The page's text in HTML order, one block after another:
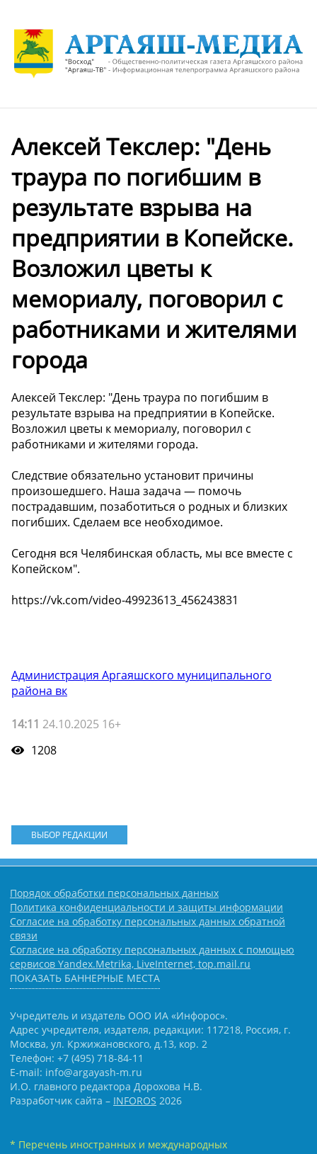
Алексей Текслер: "День
траура по погибшим в
результате взрыва на
предприятии в Копейске.
Возложил цветы к
мемориалу, поговорил с
работниками и жителями
города
Алексей Текслер: "День траура по погибшим в
результате взрыва на предприятии в Копейске.
Возложил цветы к мемориалу, поговорил с
работниками и жителями города.
Следствие обязательно установит причины
произошедшего. Наша задача — помочь
пострадавшим, позаботиться о родных и близких
погибших. Сделаем все необходимое.
Сегодня вся Челябинская область, мы все вместе с
Копейском".
https://vk.com/video-49923613_456243831
Администрация Аргаяшского муниципального
района вк
14:11 24.10.2025 16+
1208
ВЫБОР РЕДАКЦИИ
Порядок обработки персональных данных
Политика конфиденциальности и защиты информации
Согласие на обработку персональных данных обратной
связи
Согласие на обработку персональных данных с помощью
сервисов Yandex.Metrika, LiveInternet, top.mail.ru
ПОКАЗАТЬ БАННЕРНЫЕ МЕСТА
Учредитель и издатель ООО ИА «Инфорос».
Адрес учредителя, издателя, редакции: 117218, Россия, г.
Москва, ул. Кржижановского, д.13, кор. 2
Телефон: +7 (495) 718-84-11
E-mail: info@argayash-m.ru
И.О. главного редактора Дорохова Н.В.
Разработчик сайта – INFOROS 2026
* Перечень иностранных и международных